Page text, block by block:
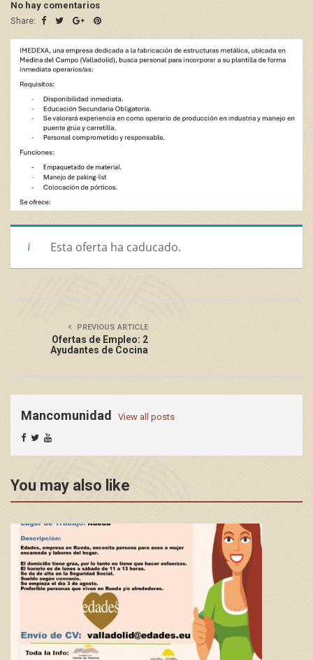
No hay comentarios
Share:
Esta oferta ha caducado.
PREVIOUS ARTICLE
Ofertas de Empleo: 2
Ayudantes de Cocina
Mancomunidad View all posts
You may also like